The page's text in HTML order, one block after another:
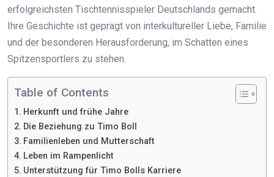
erfolgreichsten Tischtennisspieler Deutschlands gemacht.
Ihre Geschichte ist geprägt von interkultureller Liebe, Familie
und der besonderen Herausforderung, im Schatten eines
Spitzensportlers zu stehen.
Table of Contents
Herkunft und frühe Jahre
Die Beziehung zu Timo Boll
Familienleben und Mutterschaft
Leben im Rampenlicht
Unterstützung für Timo Bolls Karriere